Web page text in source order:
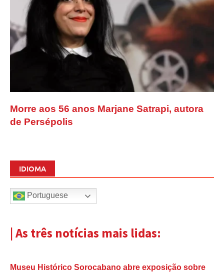
Morre aos 56 anos Marjane Satrapi, autora
de Persépolis
IDIOMA
Portuguese
| As três notícias mais lidas:
Museu Histórico Sorocabano abre exposição sobre